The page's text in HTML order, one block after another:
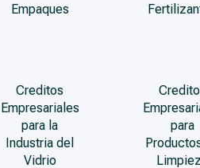
Empaques
Creditos
Empresariales
para la
Industria del
Vidrio
para